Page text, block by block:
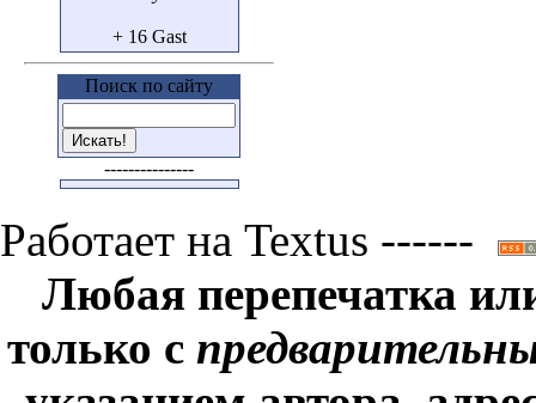
+ 16 Gast
Поиск по сайту
---------------
Работает на Textus ------
Любая перепечатка
только с